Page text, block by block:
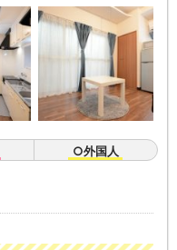
○外国人